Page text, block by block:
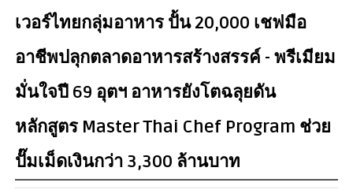
เวอร์ไทยกลุ่มอาหาร ปั้น 20,000 เชฟมือ
อาชีพปลุกตลาดอาหารสร้างสรรค์ - พรีเมียม
มั่นใจปี 69 อุตฯ อาหารยังโตฉลุยดัน
หลักสูตร Master Thai Chef Program ช่วย
ปั๊มเม็ดเงินกว่า 3,300 ล้านบาท